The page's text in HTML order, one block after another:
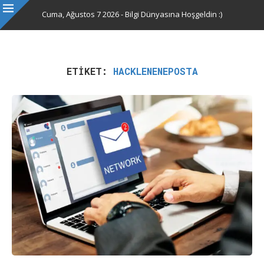
Cuma, Ağustos 7 2026 - Bilgi Dünyasına Hoşgeldin :)
ETIKET: HACKLENENEPOSTA